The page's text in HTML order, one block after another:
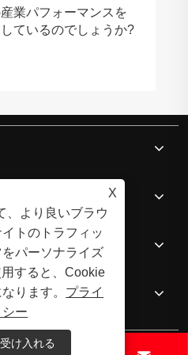
業パフォーマンスを
ているのでしょうか?
X
、より良いブラウ
トのトラフィッ
パーソナライズ
すると、Cookie
ります。 プライ
ー
受け入れる